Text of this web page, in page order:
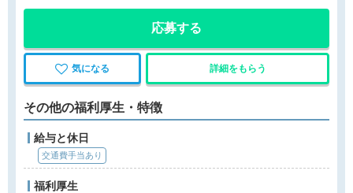
応募する
気になる 詳細をもらう
その他の福利厚生・特徴
給与と休日
交通費手当あり
福利厚生